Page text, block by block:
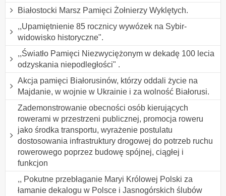
Białostocki Marsz Pamięci Żołnierzy Wyklętych.
,,Upamiętnienie 85 rocznicy wywózek na Sybir-
widowisko historyczne".
,,Światło Pamięci Niezwyciężonym w dekadę 100 lecia
odzyskania niepodległości" .
Akcja pamięci Białorusinów, którzy oddali życie na
Majdanie, w wojnie w Ukrainie i za wolność Białorusi.
Zademonstrowanie obecności osób kierujących
rowerami w przestrzeni publicznej, promocja roweru
jako środka transportu, wyrażenie postulatu
dostosowania infrastruktury drogowej do potrzeb ruchu
rowerowego poprzez budowę spójnej, ciągłej i
funkcjon
,, Pokutne przebłaganie Maryi Królowej Polski za
łamanie dekalogu w Polsce i Jasnogórskich ślubów